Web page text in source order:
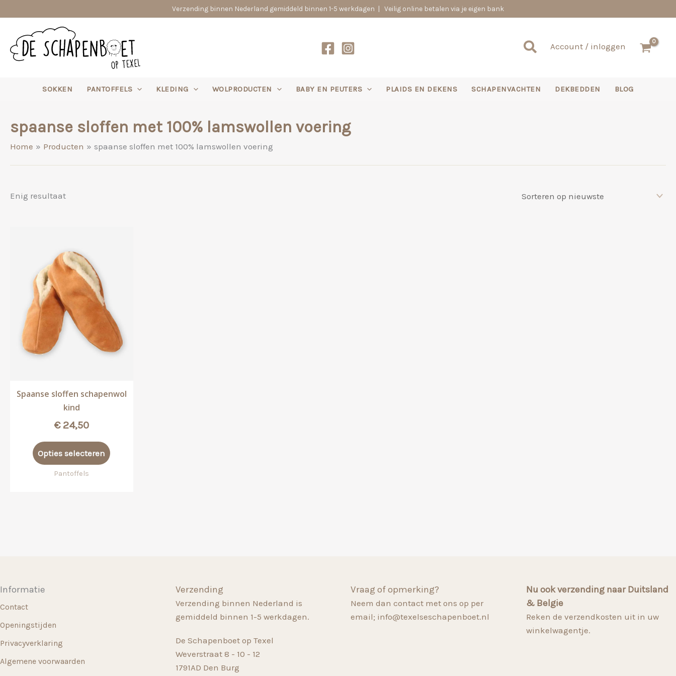
naar
inhoud
Verzending binnen Nederland gemiddeld binnen 1-5 werkdagen | Veilig online betalen via je eigen bank
ZoekenAccount / inloggen
SOKKEN PANTOFFELS KLEDING WOLPRODUCTEN BABY EN PEUTERS PLAIDS EN DEKENS SCHAPENVACHTEN DEKBEDDEN BLOG
spaanse sloffen met 100% lamswollen voering
Home Producten spaanse sloffen met 100% lamswollen voering
Enig resultaat
Spaanse sloffen schapenwol
kind
€24,50
Opties selecteren product
Pantoffels
Informatie
Contact
Openingstijden
Privacyverklaring
Algemene voorwaarden
Verzending
Verzending binnen Nederland is
gemiddeld binnen 1-5 werkdagen.
De Schapenboet op Texel
Weverstraat 8 - 10 - 12
1791AD Den Burg
Vraag of opmerking?
Neem dan contact met ons op per
email; info@texelseschapenboet.nl
Nu ook verzending naar Duitsland
& Belgie
Reken de verzendkosten uit in uw
winkelwagentje.